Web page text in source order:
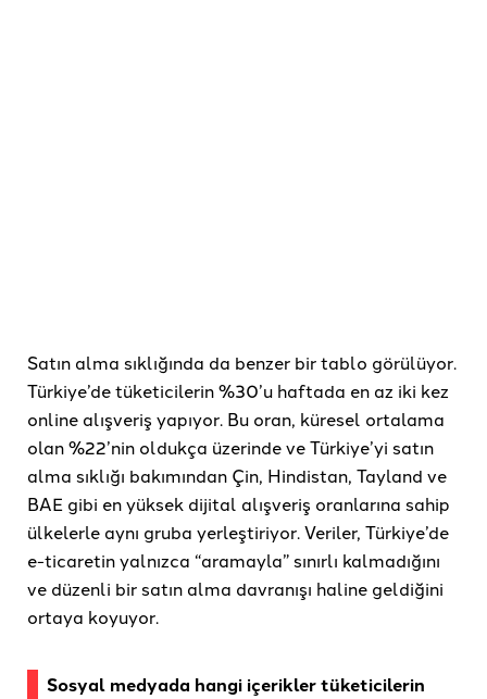
Satın alma sıklığında da benzer bir tablo görülüyor.
Türkiye’de tüketicilerin %30’u haftada en az iki kez
online alışveriş yapıyor. Bu oran, küresel ortalama
olan %22’nin oldukça üzerinde ve Türkiye’yi satın
alma sıklığı bakımından Çin, Hindistan, Tayland ve
BAE gibi en yüksek dijital alışveriş oranlarına sahip
ülkelerle aynı gruba yerleştiriyor. Veriler, Türkiye’de
e-ticaretin yalnızca “aramayla” sınırlı kalmadığını
ve düzenli bir satın alma davranışı haline geldiğini
ortaya koyuyor.
Sosyal medyada hangi içerikler tüketicilerin